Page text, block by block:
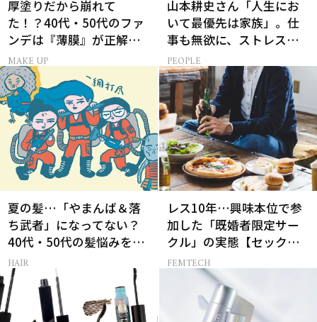
厚塗りだから崩れて
た！？40代・50代のファ
ンデは『薄膜』が正解で
した
MAKE UP
山本耕史さん「人生にお
いて最優先は家族」。仕
事も無欲に、ストレスを
溜めない生き方
PEOPLE
夏の髪…「やまんば＆落
ち武者」になってない？
40代・50代の髪悩みをレ
スキューする裏ワザ
HAIR
レス10年…興味本位で参
加した「既婚者限定サー
クル」の実態【セックス
レス AND THE CITY -女た
ちの告白-】
FEMTECH